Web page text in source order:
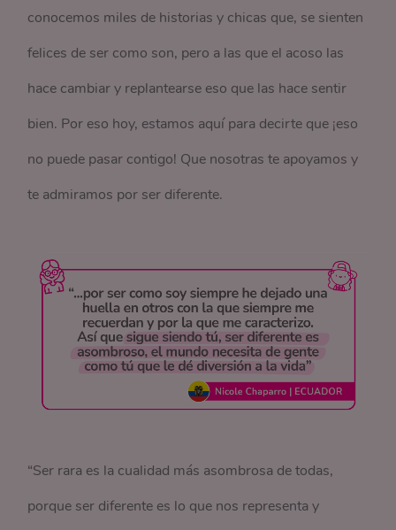
conocemos miles de historias y chicas que, se sienten
felices de ser como son, pero a las que el acoso las
hace cambiar y replantearse eso que las hace sentir
bien. Por eso hoy, estamos aquí para decirte que ¡eso
no puede pasar contigo! Que nosotras te apoyamos y
te admiramos por ser diferente.
“Ser rara es la cualidad más asombrosa de todas,
porque ser diferente es lo que nos representa y